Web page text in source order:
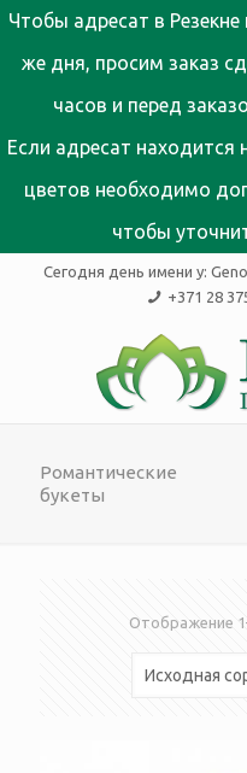
Чтобы адресат в
же дня, просим заказ
часов и перед
Если адресат находится
цветов необходимо
чтобы
Сегодня день имени у:
+371 28
Романтические
букеты
Отображение